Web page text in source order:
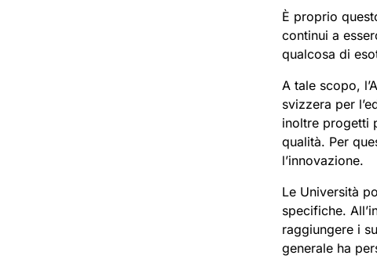
È proprio
continui a
qualcosa di
A tale scopo,
svizzera per
inoltre progetti
qualità. Per
l’innovazione.
Le Università
specifiche.
raggiungere i
generale ha